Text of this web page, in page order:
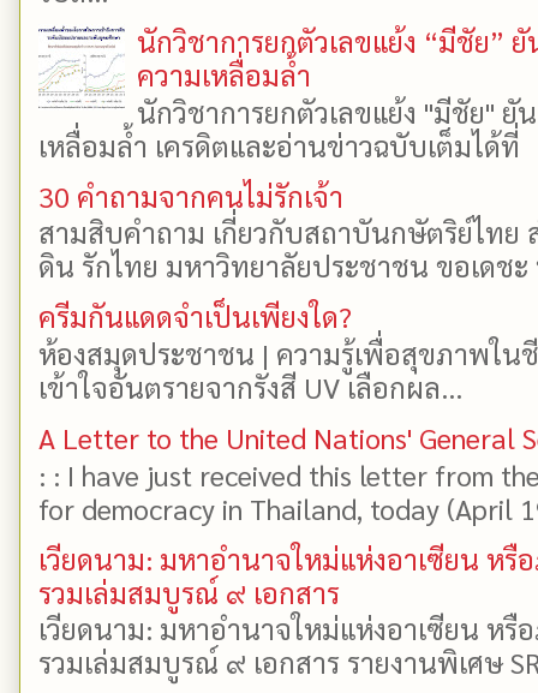
นักวิชาการยกตัวเลขแย้ง “มีชัย”
ความเหลื่อมล้ำ
นักวิชาการยกตัวเลขแย้ง "มีชัย"
เหลื่อมล้ำ เครดิตและอ่านข่าวฉบับเต็มได้
30 คำถามจากคนไม่รักเจ้า
สามสิบคำถาม เกี่ยวกับสถาบันกษัตริย์ไทย
ดิน รักไทย มหาวิทยาลัยประชาชน ขอเดช
ครีมกันแดดจำเป็นเพียงใด?
ห้องสมุดประชาชน | ความรู้เพื่อสุขภาพใน
เข้าใจอันตรายจากรังสี UV เลือกผล...
A Letter to the United Nations' General
: : I have just received this letter from
for democracy in Thailand, today (April
เวียดนาม: มหาอำนาจใหม่แห่งอาเซียน ห
รวมเล่มสมบูรณ์ ๙ เอกสาร
เวียดนาม: มหาอำนาจใหม่แห่งอาเซียน ห
รวมเล่มสมบูรณ์ ๙ เอกสาร รายงานพิเศษ